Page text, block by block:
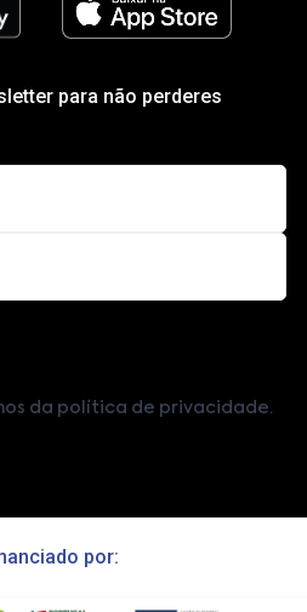
para não perderes
da política de privacidade.
por: